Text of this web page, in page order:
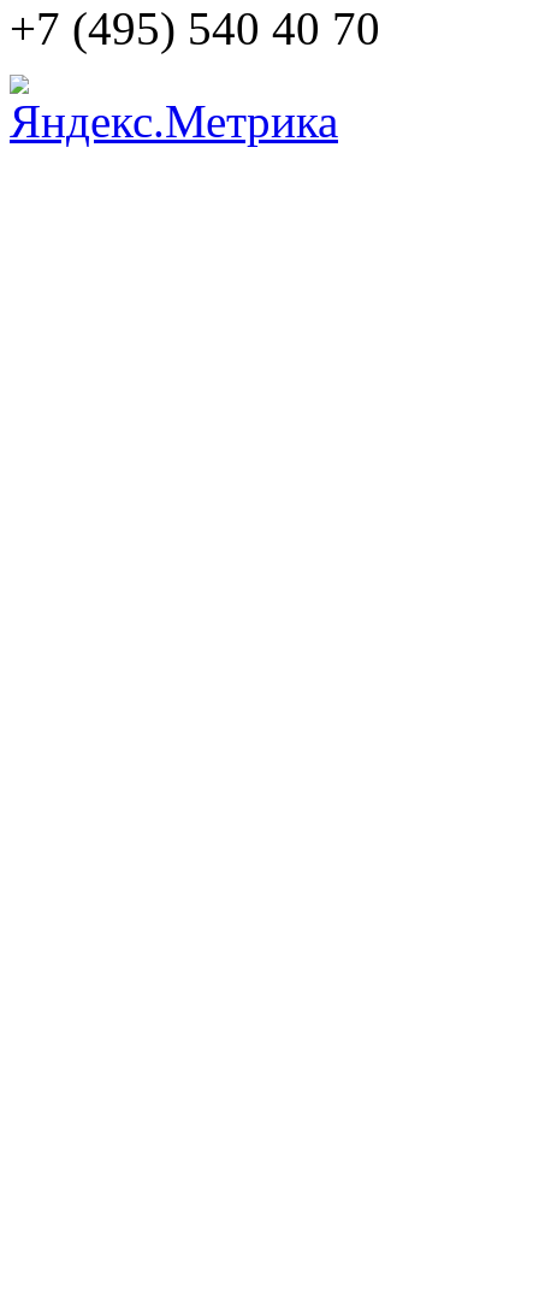
+7 (495) 540 40 70